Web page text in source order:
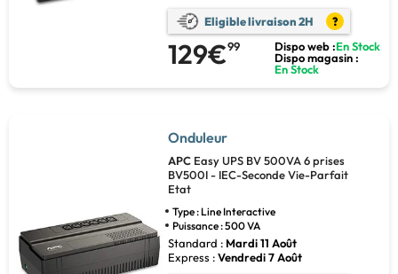
Eligible livraison 2H ?
129€99 Dispo web :En Stock
Dispo magasin :
En Stock
Onduleur
APC Easy UPS BV 500VA 6 prises
BV500I - IEC-Seconde Vie-Parfait
Etat
Type : Line Interactive
Puissance : 500 VA
Standard : Mardi 11 Août
Express :Vendredi 7 Août